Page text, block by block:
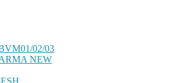
02/03
NEW